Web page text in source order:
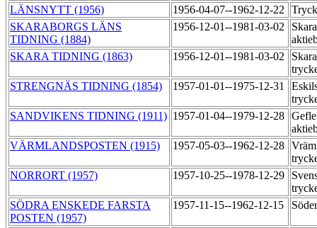
LÄNSNYTT (1956)
1956-04-07--1962-12-22
SKARABORGS LÄNS
TIDNING (1884)
1956-12-01--1981-03-02
SKARA TIDNING (1863)
1956-12-01--1981-03-02
STRENGNÄS TIDNING (1854)
1957-01-01--1975-12-31
SANDVIKENS TIDNING (1911) 1957-01-04--1979-12-28
VÄRMLANDSPOSTEN (1915)
1957-05-03--1962-12-28
NORRORT (1957)
1957-10-25--1978-12-29
SÖDRA ENSKEDE FARSTA
POSTEN (1957)
1957-11-15--1962-12-15